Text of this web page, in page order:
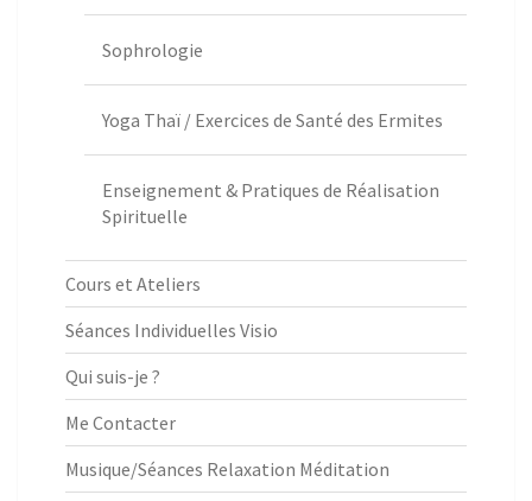
Sophrologie
Yoga Thaï / Exercices de Santé des Ermites
Enseignement & Pratiques de Réalisation
Spirituelle
Cours et Ateliers
Séances Individuelles Visio
Qui suis-je ?
Me Contacter
Musique/Séances Relaxation Méditation